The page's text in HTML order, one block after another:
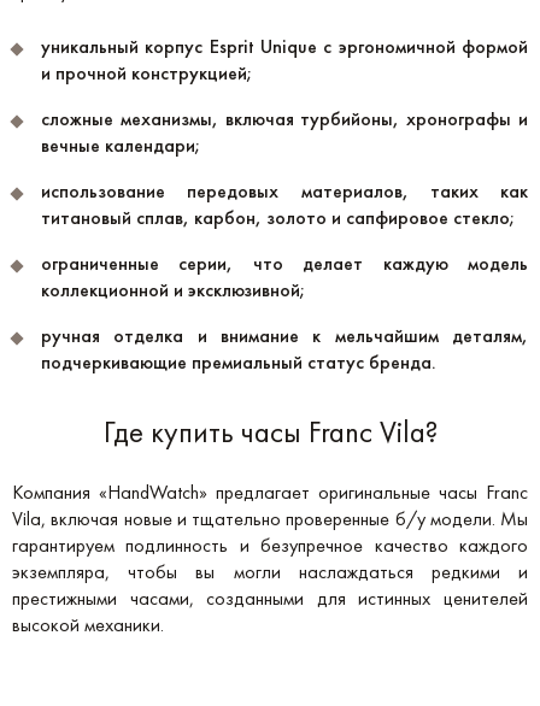
уникальный корпус Esprit Unique с эргономичной формой
и прочной конструкцией;
сложные механизмы, включая турбийоны, хронографы и
вечные календари;
использование передовых материалов, таких как
титановый сплав, карбон, золото и сапфировое стекло;
ограниченные серии, что делает каждую модель
коллекционной и эксклюзивной;
ручная отделка и внимание к мельчайшим деталям,
подчеркивающие премиальный статус бренда.
Где купить часы Franc Vila?
Компания «HandWatch» предлагает оригинальные часы Franc
Vila, включая новые и тщательно проверенные б/у модели. Мы
гарантируем подлинность и безупречное качество каждого
экземпляра, чтобы вы могли наслаждаться редкими и
престижными часами, созданными для истинных ценителей
высокой механики.